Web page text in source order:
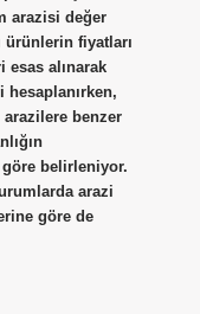
arazisi değer
ürünlerin fiyatları
alınarak
benzer
göre belirleniyor.
arazi
göre de